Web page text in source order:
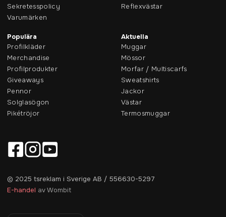
Sekretesspolicy
Varumärken
Reflexvästar
Populära
Profilkläder
Merchandise
Profilprodukter
Giveaways
Pennor
Solglasögon
Pikétröjor
Aktuella
Muggar
Mössor
Morfar / Multiscarfs
Sweatshirts
Jackor
Västar
Termosmuggar
© 2025 tsreklam i Sverige AB / 556630-5297
E-handel av Wombit